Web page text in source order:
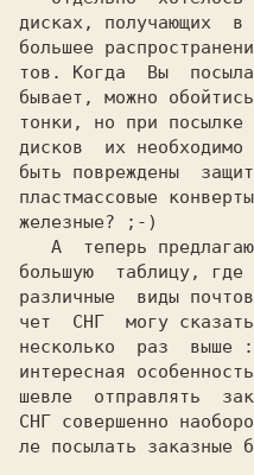
дисках, получающих  в
большее
тов. Когда  Вы
бывает, можно
тонки, но при посылке
дисков  их
быть повреждены
пластмассовые
железные? ;-)
большую  таблицу,
различные  виды
чет  СНГ  могу
несколько  раз  выше
интересная
шевле  отправлять
СНГ совершенно
ле посылать заказные